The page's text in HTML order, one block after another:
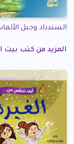
السندباد وجبل
المزيد من كتب بيت